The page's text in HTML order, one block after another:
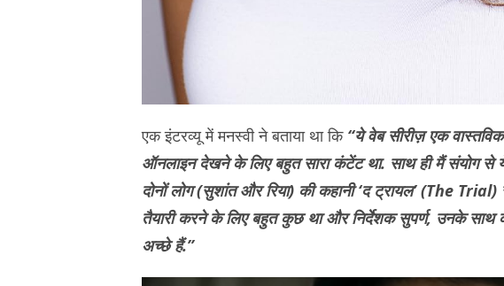
एक इंटरव्यू में मनस्वी ने बताया था कि “ये वेब सीरीज़ एक
ऑनलाइन देखने के लिए बहुत सारा कंटेंट था. साथ ही मैं संयोग से
दोनों लोग (सुशांत और रिया) की कहानी ‘द ट्रायल’ (The
तैयारी करने के लिए बहुत कुछ था और निर्देशक सुपर्ण, उनके साथ
अच्छे हैं.”